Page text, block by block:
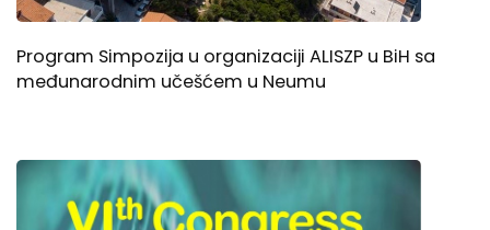
Program Simpozija u organizaciji ALISZP u BiH sa
međunarodnim učešćem u Neumu